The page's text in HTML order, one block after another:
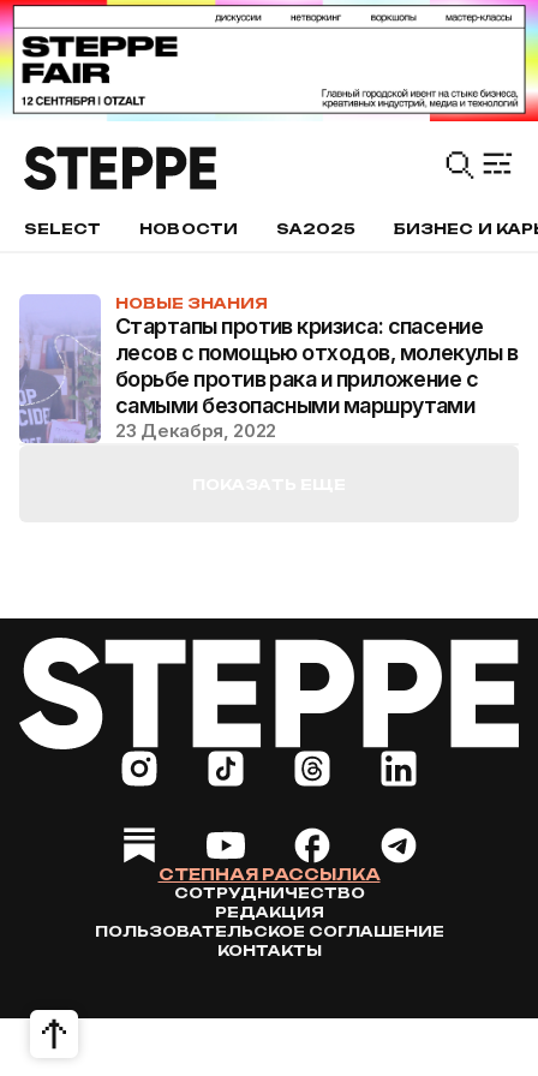
SELECT НОВОСТИ SA2025 БИЗНЕС И
НОВЫЕ ЗНАНИЯ
Стартапы против кризиса: спасение
лесов с помощью отходов, молекулы в
борьбе против рака и приложение с
самыми безопасными маршрутами
23 Декабря, 2022
СТЕПНАЯ РАССЫЛКА
СОТРУДНИЧЕСТВО
РЕДАКЦИЯ
ПОЛЬЗОВАТЕЛЬСКОЕ СОГЛАШЕНИЕ
КОНТАКТЫ